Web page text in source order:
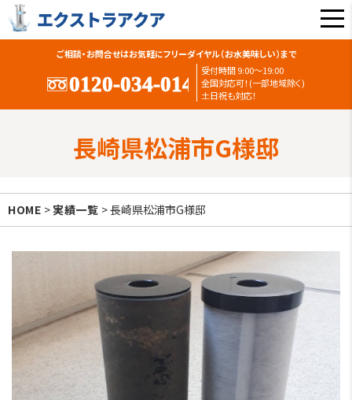
ご相談・お問合せはお気軽にフリーダイヤル（お水美味しい）まで
受付時間 9:00〜19:00
全国対応可！(一部地域除く)
土日祝も対応！
長崎県松浦市G様邸
HOME >実績一覧 > 長崎県松浦市G様邸